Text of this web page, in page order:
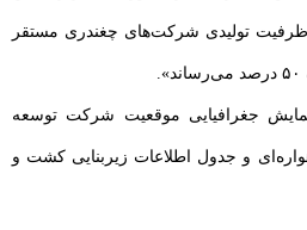
تولیدی شرکت‌های چغندری مستقر
نمایش جغرافیایی موقعیت شرکت توسعه
و جدول اطلاعات زیربنایی کشت و